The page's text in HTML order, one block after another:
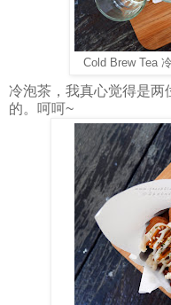
Cold Brew Tea
冷泡茶，我真心觉得是两
的。呵呵~